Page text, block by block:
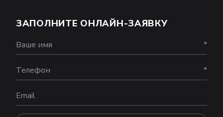
ЗАПОЛНИТЕ ОНЛАЙН-ЗАЯВКУ
Ваше имя *
Телефон *
Email